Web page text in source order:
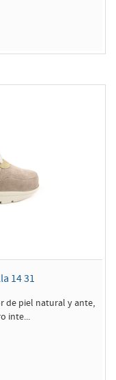
14 31
de piel natural y ante,
inte...